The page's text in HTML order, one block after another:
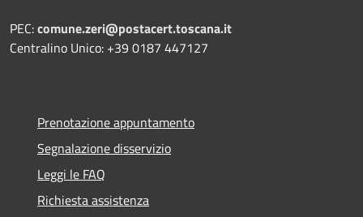
PEC:comune.zeri@postacert.toscana.it
Centralino Unico: +39 0187 447127
Prenotazione appuntamento
Segnalazione disservizio
Leggi le FAQ
Richiesta assistenza